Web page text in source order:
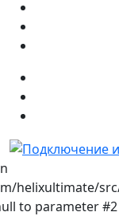
helixultimate/
to parameter